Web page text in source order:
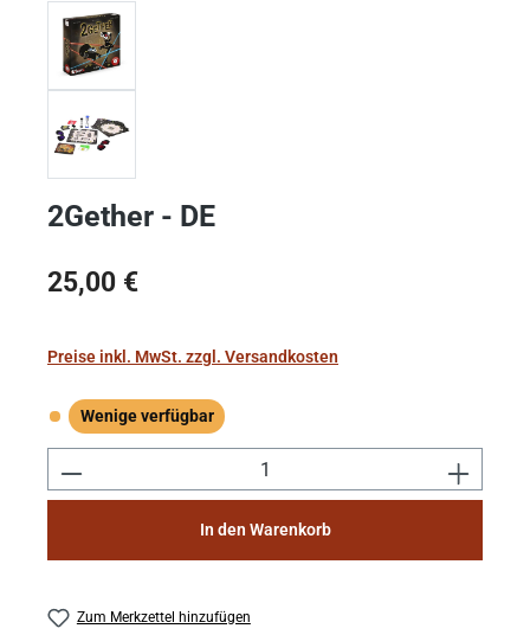
2Gether - DE
Regulärer Preis:
25,00 €
Preise inkl. MwSt. zzgl. Versandkosten
Wenige verfügbar
Wenige verfügbar
Produkt Anzahl: Gib den gewünschten
In den Warenkorb
Zum Merkzettel hinzufügen